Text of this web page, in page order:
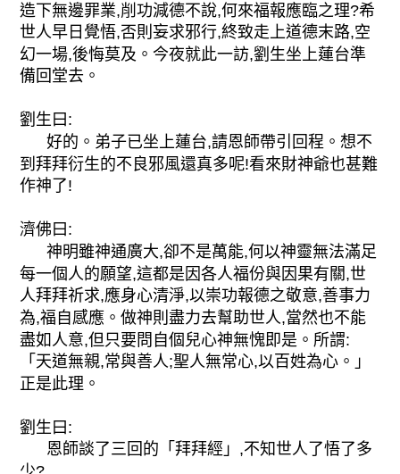
造下無邊罪業,削功減德不說,何來福報應臨之理?希
世人早日覺悟,否則妄求邪行,終致走上道德末路,空
幻一場,後悔莫及。今夜就此一訪,劉生坐上蓮台準
備回堂去。
劉生曰:
好的。弟子已坐上蓮台,請恩師帶引回程。想不
到拜拜衍生的不良邪風還真多呢!看來財神爺也甚難
作神了!
濟佛曰:
神明雖神通廣大,卻不是萬能,何以神靈無法滿足
每一個人的願望,這都是因各人福份與因果有關,世
人拜拜祈求,應身心清淨,以崇功報德之敬意,善事力
為,福自感應。做神則盡力去幫助世人,當然也不能
盡如人意,但只要問自個兒心神無愧即是。所謂:
「天道無親,常與善人;聖人無常心,以百姓為心。」
正是此理。
劉生曰:
恩師談了三回的「拜拜經」,不知世人了悟了多